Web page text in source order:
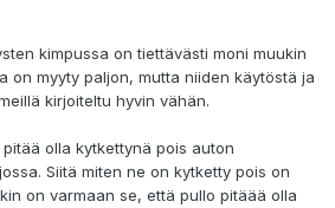
kimpussa on tiettävästi moni muukin
on myyty paljon, mutta niiden käytöstä ja
kirjoiteltu hyvin vähän.
olla kytkettynä pois auton
Siitä miten ne on kytketty pois on
on varmaan se, että pullo pitäää olla